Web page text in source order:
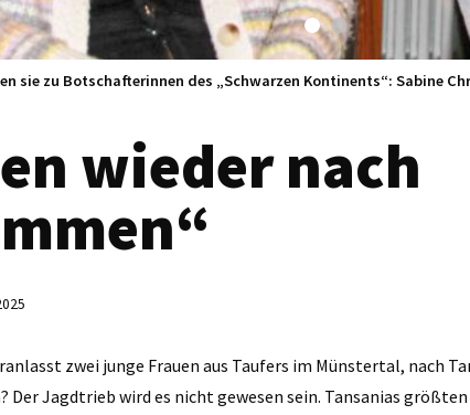
sie zu Botschafterinnen des „Schwarzen Kontinents“: Sabine
wieder nach
zwei junge Frauen aus Taufers im Münstertal, nach
Der Jagdtrieb wird es nicht gewesen sein. Tansanias größten